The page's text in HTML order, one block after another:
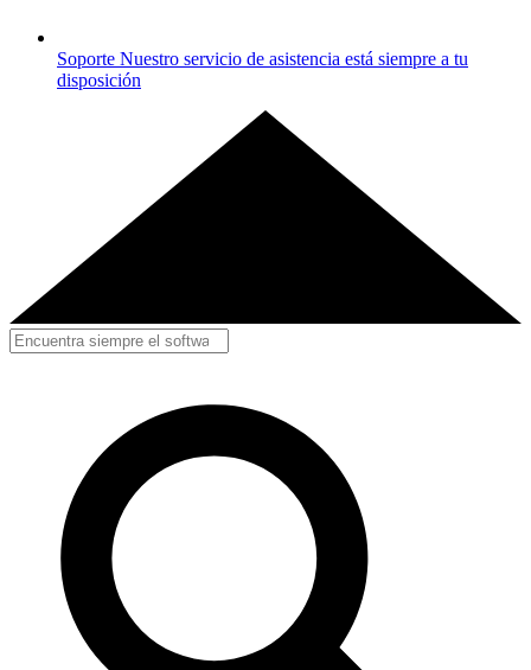
Soporte Nuestro servicio de asistencia está siempre a tu
disposición